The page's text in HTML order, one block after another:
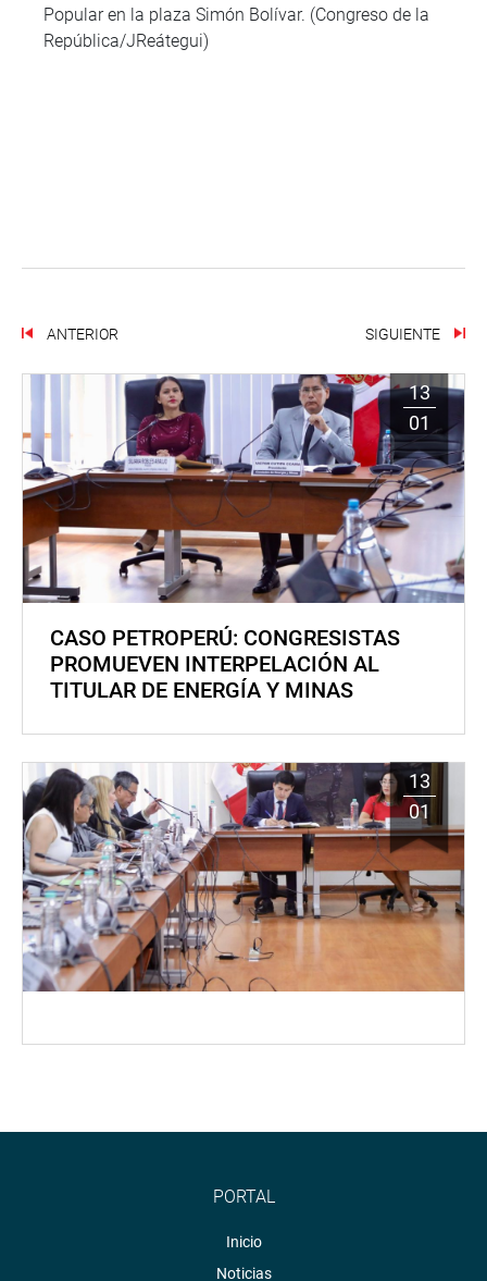
Popular en la plaza Simón Bolívar. (Congreso de la
República/JReátegui)
ANTERIOR SIGUIENTE
13
01
CASO PETROPERÚ: CONGRESISTAS
PROMUEVEN INTERPELACIÓN AL
TITULAR DE ENERGÍA Y MINAS
13
01
PORTAL
Inicio
Noticias